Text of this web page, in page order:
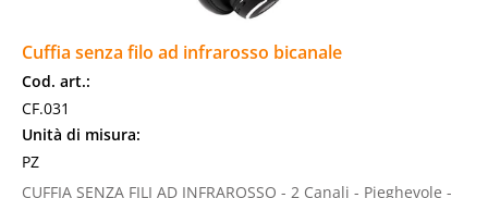
Cuffia senza filo ad infrarosso bicanale
Cod. art.:
CF.031
Unità di misura:
PZ
CUFFIA SENZA FILI AD INFRAROSSO - 2 Canali - Pieghevole -